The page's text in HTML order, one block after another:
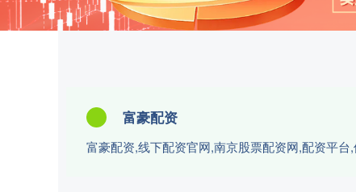
富豪配资
富豪配资,线下配资官网,南京股票配资网,配资平